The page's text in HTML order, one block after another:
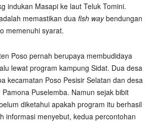
indukan Masapi ke laut Teluk Tomini.
memastikan dua fish waybendungan
memenuhi syarat.
Poso pernah berupaya membudidaya
lewat program kampung Sidat. Dua desa
kecamatan Poso Pesisir Selatan dan desa
Puselemba. Namun sejak bibit
diketahui apakah program itu berhasil
informasi menyebut, kedua percontohan